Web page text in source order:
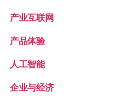
产业互联网
产品体验
人工智能
企业与经济